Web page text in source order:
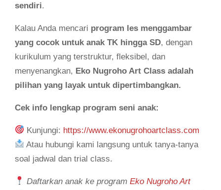
sendiri.
Kalau Anda mencari program les menggambar
yang cocok untuk anak TK hingga SD, dengan
kurikulum yang terstruktur, fleksibel, dan
menyenangkan, Eko Nugroho Art Class adalah
pilihan yang layak untuk dipertimbangkan.
Cek info lengkap program seni anak:
Kunjungi: https://www.ekonugrohoartclass.com
Atau hubungi kami langsung untuk tanya-tanya
soal jadwal dan trial class.
Daftarkan anak ke programEko Nugroho Art